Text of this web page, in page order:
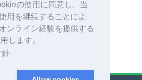
の使用に同意し、当
用を継続することによ
ンライン経験を提供する
します。
針